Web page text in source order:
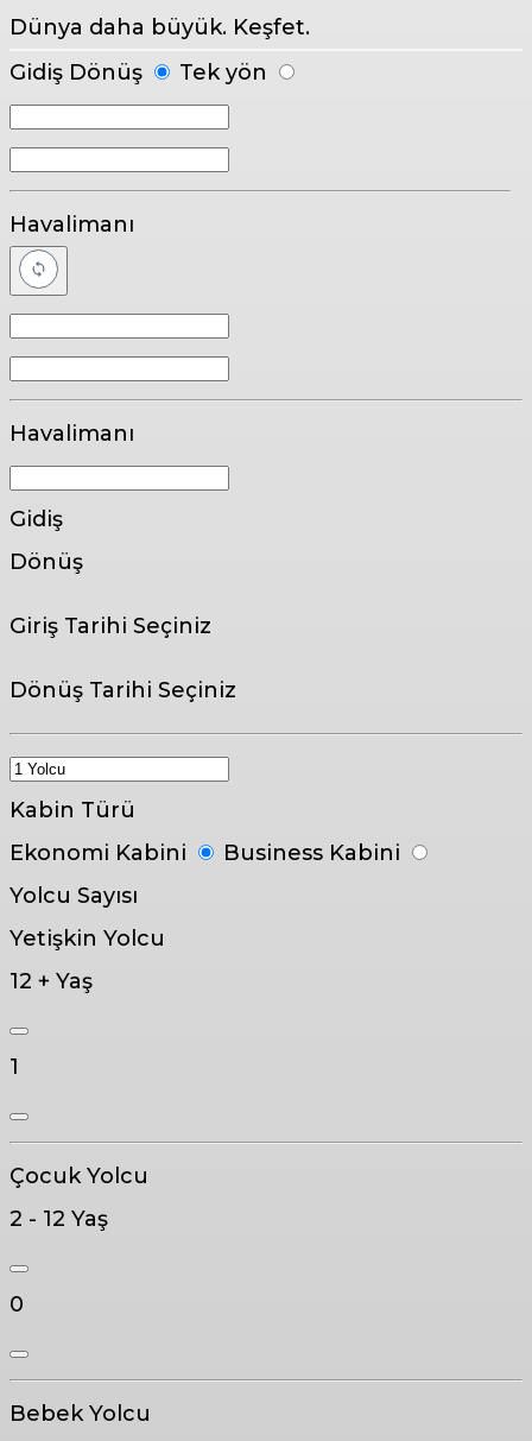
Dünya daha büyük. Keşfet.
Gidiş Dönüş
Tek yön
Havalimanı
Havalimanı
Gidiş
Dönüş
Giriş Tarihi Seçiniz
Dönüş Tarihi Seçiniz
Kabin Türü
Ekonomi Kabini
Business Kabini
Yolcu Sayısı
Yetişkin Yolcu
12 + Yaş
1
Çocuk Yolcu
2 - 12 Yaş
0
Bebek Yolcu